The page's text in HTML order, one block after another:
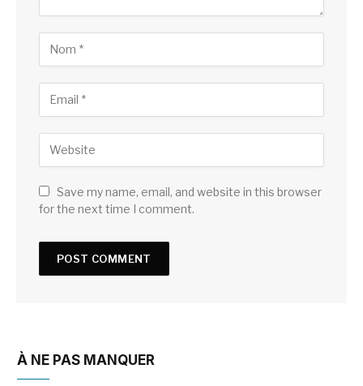
Save my name, email, and website in this browser
for the next time I comment.
À NE PAS MANQUER